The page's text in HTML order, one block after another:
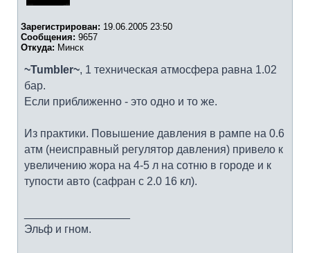
Зарегистрирован: 19.06.2005 23:50
Сообщения: 9657
Откуда: Минск
~Tumbler~, 1 техническая атмосфера равна 1.02
бар.
Если приближенно - это одно и то же.
Из практики. Повышение давления в рампе на 0.6
атм (неисправный регулятор давления) привело к
увеличению жора на 4-5 л на сотню в городе и к
тупости авто (сафран с 2.0 16 кл).
Эльф и гном.